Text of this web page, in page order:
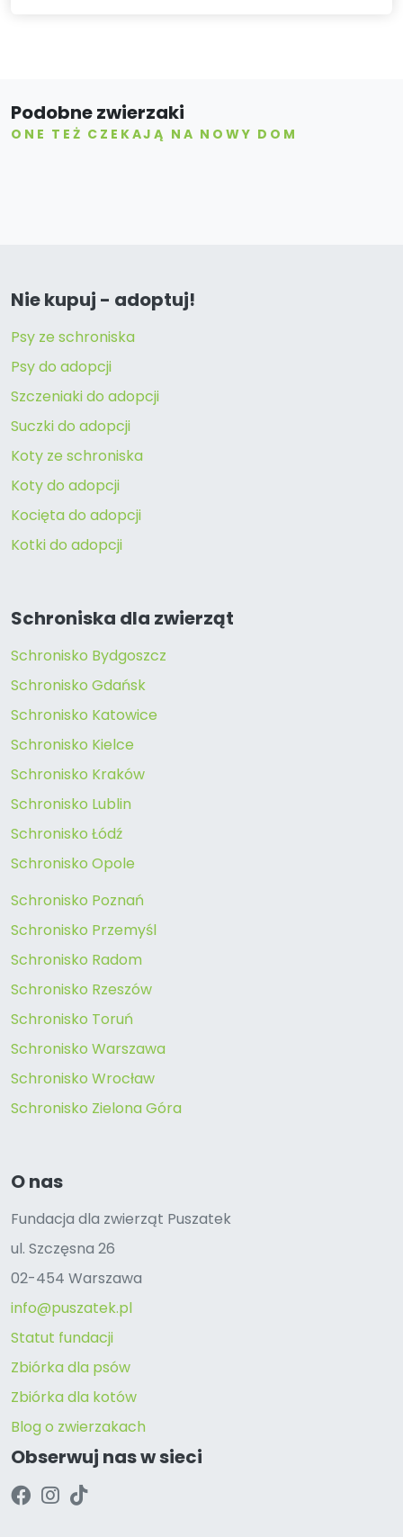
Podobne zwierzaki
ONE TEŻ CZEKAJĄ NA NOWY DOM
Nie kupuj - adoptuj!
Psy ze schroniska
Psy do adopcji
Szczeniaki do adopcji
Suczki do adopcji
Koty ze schroniska
Koty do adopcji
Kocięta do adopcji
Kotki do adopcji
Schroniska dla zwierząt
Schronisko Bydgoszcz
Schronisko Gdańsk
Schronisko Katowice
Schronisko Kielce
Schronisko Kraków
Schronisko Lublin
Schronisko Łódź
Schronisko Opole
Schronisko Poznań
Schronisko Przemyśl
Schronisko Radom
Schronisko Rzeszów
Schronisko Toruń
Schronisko Warszawa
Schronisko Wrocław
Schronisko Zielona Góra
O nas
Fundacja dla zwierząt Puszatek
ul. Szczęsna 26
02-454 Warszawa
info@puszatek.pl
Statut fundacji
Zbiórka dla psów
Zbiórka dla kotów
Blog o zwierzakach
Obserwuj nas w sieci